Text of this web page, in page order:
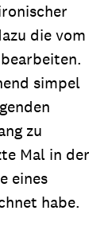
die vom
simpel
zu
Mal in der
eines
habe.